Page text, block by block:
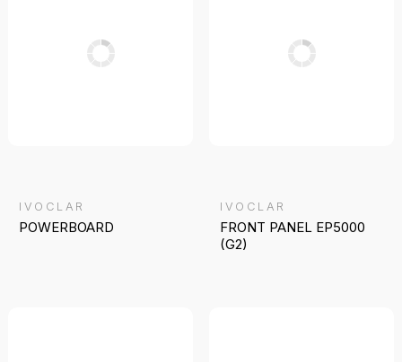
IVOCLAR
POWERBOARD
IVOCLAR
FRONT PANEL EP5000
(G2)